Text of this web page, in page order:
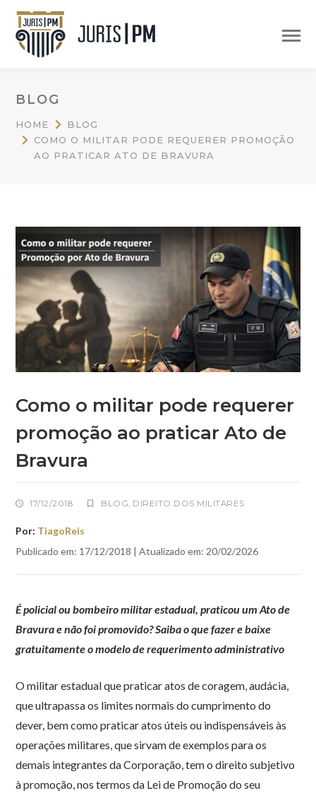
BLOG
HOME
BLOG
COMO O MILITAR PODE REQUERER PROMOÇÃO
AO PRATICAR ATO DE BRAVURA
Como o militar pode requerer
promoção ao praticar Ato de
Bravura
17/12/2018 BLOG DIREITO DOS MILITARES
Por: TiagoReis
Publicado em: 17/12/2018 | Atualizado em: 20/02/2026
É policial ou bombeiro militar estadual, praticou um Ato de
Bravura e não foi promovido? Saiba o que fazer e baixe
gratuitamente o modelo de requerimento administrativo
O militar estadual que praticar atos de coragem, audácia,
que ultrapassa os limites normais do cumprimento do
dever, bem como praticar atos úteis ou indispensáveis às
operações militares, que sirvam de exemplos para os
demais integrantes da Corporação, tem o direito subjetivo
à promoção, nos termos da Lei de Promoção do seu